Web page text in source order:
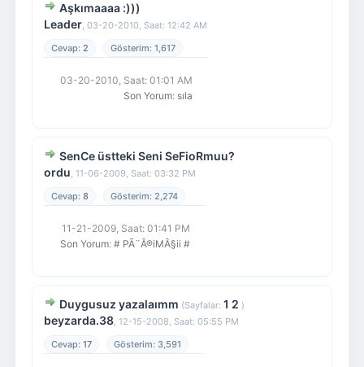
Aşkımaaaa :)))
Leader, 03-20-2010, Saat: 12:42 AM
2
1,617
03-20-2010, Saat: 01:01 AM
Son Yorum: sıla
SenCe üstteki Seni SeFioRmuu?
ordu, 11-06-2009, Saat: 03:32 PM
8
2,274
11-21-2009, Saat: 01:41 PM
Son Yorum: # PÃ¨Â®iMÂ§ii #
Duygusuz yazalaımm (Sayfalar: 1 2 )
beyzarda.38, 12-15-2008, Saat: 05:55 PM
17
3,591